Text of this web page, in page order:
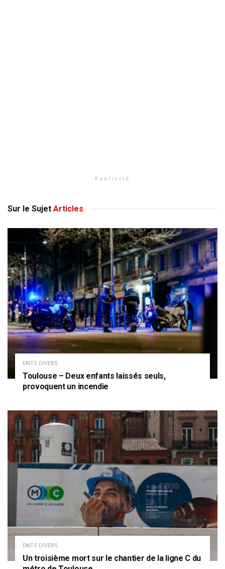
Publicité
Sur le Sujet Articles
FAITS DIVERS
Toulouse – Deux enfants laissés seuls,
provoquent un incendie
FAITS DIVERS
Un troisième mort sur le chantier de la ligne C du